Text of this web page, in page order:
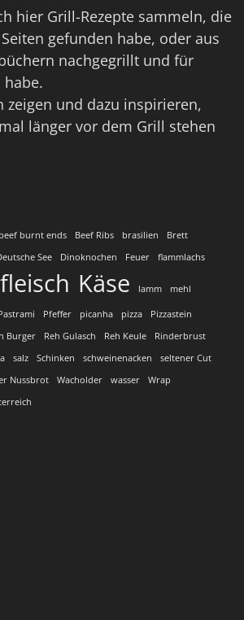
hier Grill-Rezepte sammeln, die
gefunden habe, oder aus
nachgegrillt und für
zeigen und dazu inspirieren,
länger vor dem Grill stehen
beef burnt ends Beef Ribs brasilien
Brett
See Dinoknochen Feuer flammlachs
Käse lamm mehl
Pfeffer picanha pizza
Pizzastein
Burger Reh Gulasch Reh Keule
Rinderbrust
salz Schinken schweinenacken
seltener Cut
Nussbrot Wacholder wasser
Wrap